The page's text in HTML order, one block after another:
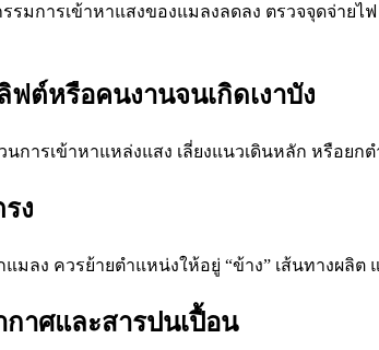
มการเข้าหาแสงของแมลงลดลง ตรวจจุดจ่าย
ฟต์หรือคนงานจนเกิดเงาบัง
การเข้าหาแหล่งแสง เลี่ยงแนวเดินหลัก หรือยก
ง
มลง ควรย้ายตำแหน่งให้อยู่ “ข้าง” เส้นทางผ
าศและสารปนเปื้อน